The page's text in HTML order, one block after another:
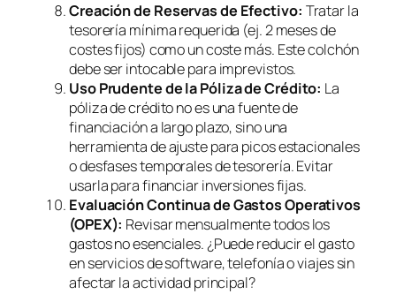
Creación de Reservas de Efectivo: Tratar la
tesorería mínima requerida (ej. 2 meses de
costes fijos) como un coste más. Este colchón
debe ser intocable para imprevistos.
Uso Prudente de la Póliza de Crédito: La
póliza de crédito no es una fuente de
financiación a largo plazo, sino una
herramienta de ajuste para picos estacionales
o desfases temporales de tesorería. Evitar
usarla para financiar inversiones fijas.
Evaluación Continua de Gastos Operativos
(OPEX): Revisar mensualmente todos los
gastos no esenciales. ¿Puede reducir el gasto
en servicios desoftware, telefonía o viajes sin
afectar la actividad principal?